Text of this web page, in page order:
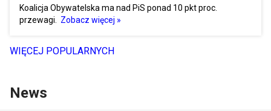
Koalicja Obywatelska ma nad PiS ponad 10 pkt proc.
przewagi.
Zobacz więcej »
WIĘCEJ POPULARNYCH
News